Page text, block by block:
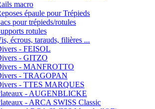
macro
épaule pour Trépieds
pour trépieds/rotules
rotules
écrous, tarauds, filières ...
- FEISOL
- GITZO
- MANFROTTO
- TRAGOPAN
- TTES MARQUES
- AUGENBLICKE
- ARCA SWISS Classic